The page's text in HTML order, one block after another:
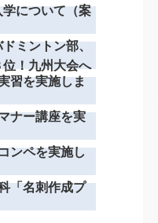
について（案
ミントン部、
！九州大会へ
習を実施しま
ナー講座を実
ンペを実施し
「名刺作成プ